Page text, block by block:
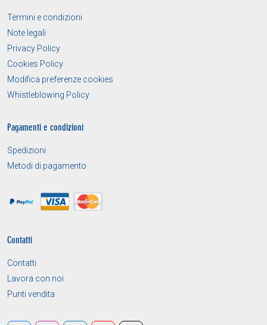
Termini e condizioni
Note legali
Privacy Policy
Cookies Policy
Modifica preferenze cookies
Whistleblowing Policy
Pagamenti e condizioni
Spedizioni
Metodi di pagamento
Contatti
Contatti
Lavora con noi
Punti vendita